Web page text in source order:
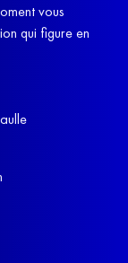
vous
qui figure en